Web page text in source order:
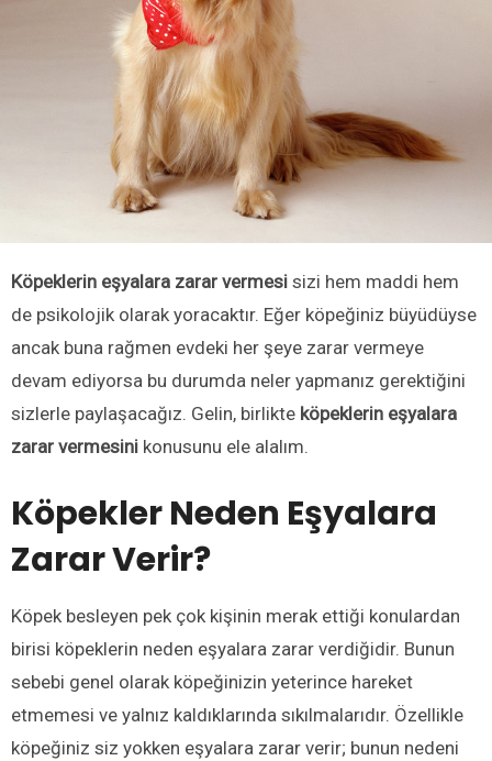
Köpeklerin eşyalara zarar vermesi sizi hem maddi hem
de psikolojik olarak yoracaktır. Eğer köpeğiniz büyüdüyse
ancak buna rağmen evdeki her şeye zarar vermeye
devam ediyorsa bu durumda neler yapmanız gerektiğini
sizlerle paylaşacağız. Gelin, birlikte köpeklerin eşyalara
zarar vermesini konusunu ele alalım.
Köpekler Neden Eşyalara
Zarar Verir?
Köpek besleyen pek çok kişinin merak ettiği konulardan
birisi köpeklerin neden eşyalara zarar verdiğidir. Bunun
sebebi genel olarak köpeğinizin yeterince hareket
etmemesi ve yalnız kaldıklarında sıkılmalarıdır. Özellikle
köpeğiniz siz yokken eşyalara zarar verir; bunun nedeni